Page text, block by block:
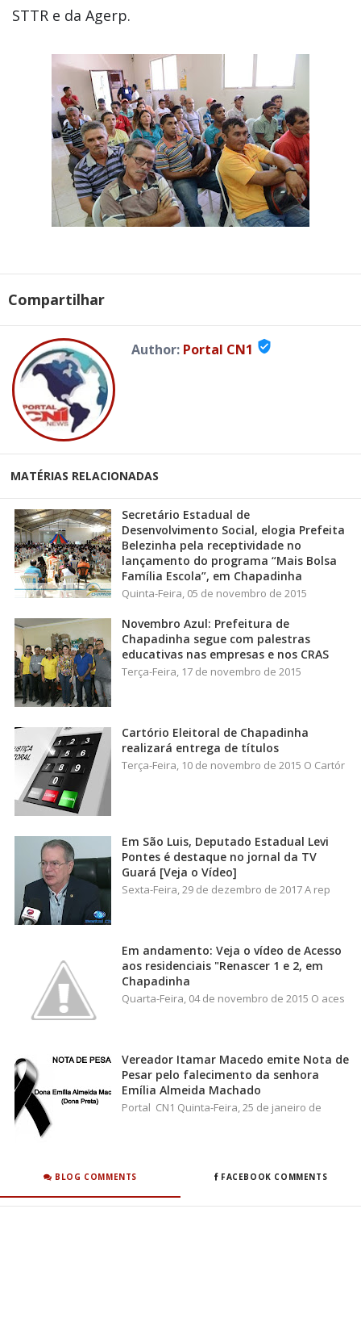
STTR e da Agerp.
Compartilhar
Author: Portal CN1 verified_user
MATÉRIAS RELACIONADAS
Secretário Estadual de
Desenvolvimento Social, elogia Prefeita
Belezinha pela receptividade no
lançamento do programa “Mais Bolsa
Família Escola”, em Chapadinha
Quinta-Feira, 05 de novembro de 2015
Novembro Azul: Prefeitura de
Chapadinha segue com palestras
educativas nas empresas e nos CRAS
Terça-Feira, 17 de novembro de 2015
Cartório Eleitoral de Chapadinha
realizará entrega de títulos
Terça-Feira, 10 de novembro de 2015 O Cartór
Em São Luis, Deputado Estadual Levi
Pontes é destaque no jornal da TV
Guará [Veja o Vídeo]
Sexta-Feira, 29 de dezembro de 2017 A rep
Em andamento: Veja o vídeo de Acesso
aos residenciais "Renascer 1 e 2, em
Chapadinha
Quarta-Feira, 04 de novembro de 2015 O aces
Vereador Itamar Macedo emite Nota de
Pesar pelo falecimento da senhora
Emília Almeida Machado
Portal CN1 Quinta-Feira, 25 de janeiro de
BLOG COMMENTS FACEBOOK COMMENTS